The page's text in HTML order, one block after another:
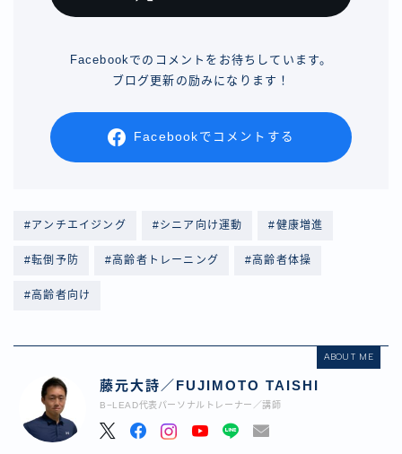
Facebookでのコメントをお待ちしています。
ブログ更新の励みになります！
Facebookでコメントする
#アンチエイジング #シニア向け運動 #健康増進
#転倒予防 #高齢者トレーニング #高齢者体操
#高齢者向け
ABOUT ME
藤元大詩／FUJIMOTO TAISHI
B−LEAD代表パーソナルトレーナー／講師